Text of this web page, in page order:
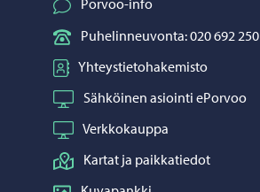
Porvoo-info
Puhelinneuvonta: 020 692 250
Yhteystietohakemisto
Sähköinen asiointi ePorvoo
Verkkokauppa
Kartat ja paikkatiedot